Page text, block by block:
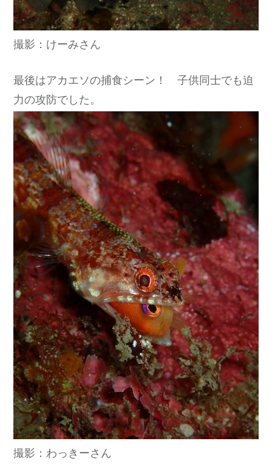
撮影：けーみさん
最後はアカエソの捕食シーン！ 子供同士でも迫
力の攻防でした。
撮影：わっきーさん